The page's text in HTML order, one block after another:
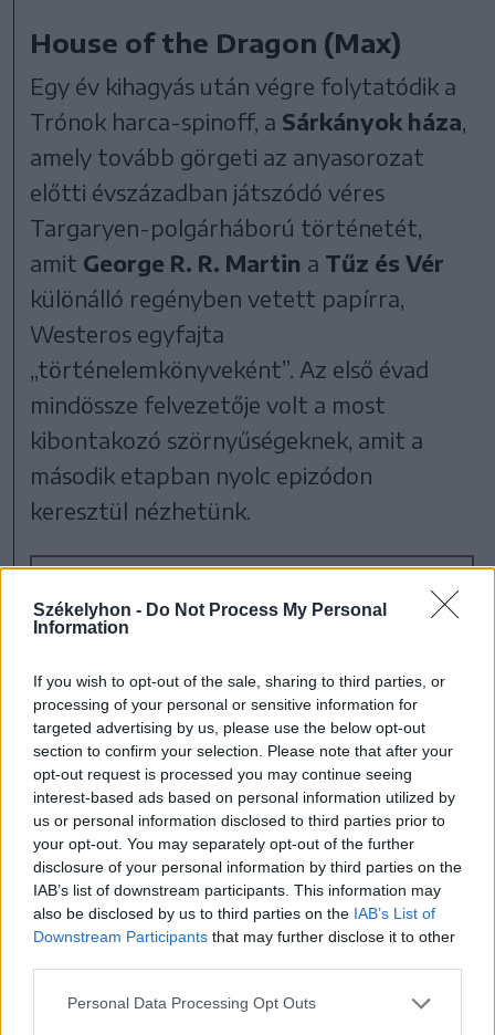
Székelyhon - Do Not Process My Personal
Information
If you wish to opt-out of the sale, sharing to third parties, or
processing of your personal or sensitive information for
targeted advertising by us, please use the below opt-out
section to confirm your selection. Please note that after your
opt-out request is processed you may continue seeing
interest-based ads based on personal information utilized by
us or personal information disclosed to third parties prior to
your opt-out. You may separately opt-out of the further
disclosure of your personal information by third parties on the
IAB’s list of downstream participants. This information may
also be disclosed by us to third parties on the IAB’s List of
Downstream Participants that may further disclose it to other
Personal Data Processing Opt Outs
House of the Dragon (Max)
Egy év kihagyás után végre folytatódik a
Trónok harca-spinoff, a Sárkányok háza,
amely tovább görgeti az anyasorozat
előtti évszázadban játszódó véres
Targaryen-polgárháború történetét,
amit George R. R. Martin a Tűz és Vér
különálló regényben vetett papírra,
Westeros egyfajta
„történelemkönyveként”. Az első évad
mindössze felvezetője volt a most
kibontakozó szörnyűségeknek, amit a
második etapban nyolc epizódon
keresztül nézhetünk.
Sárkányok háza, augusztus